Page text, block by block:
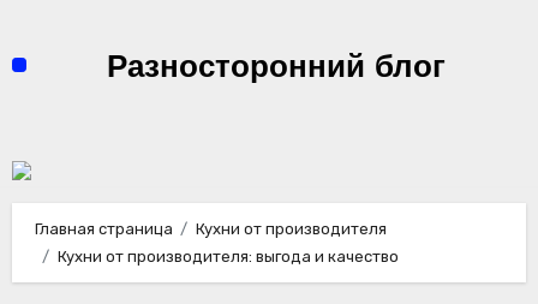
содержимомуРазносторонний блог
Главная страница
Кухни от производителя
Кухни от производителя: выгода и качество